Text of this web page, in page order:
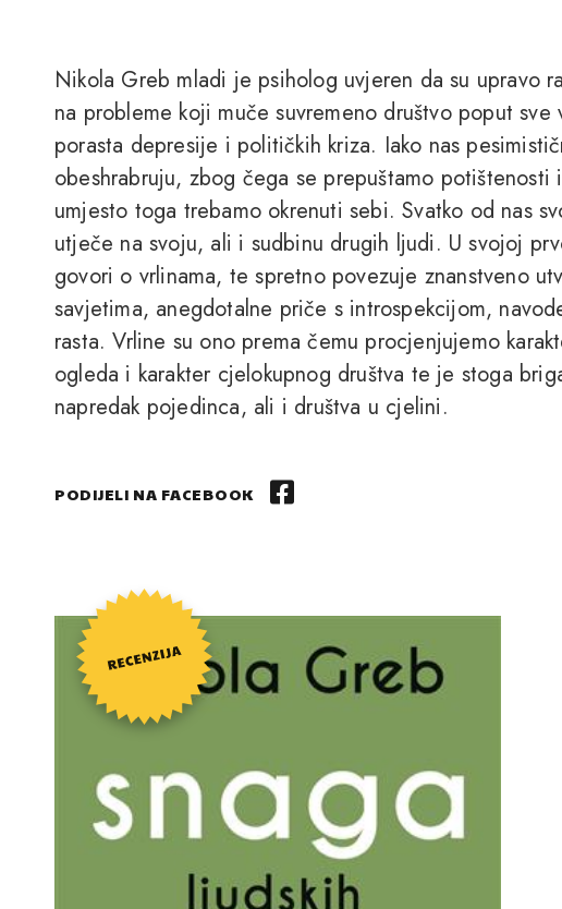
Nikola Greb mladi je psiholog uvjeren da su upravo
na probleme koji muče suvremeno društvo poput
porasta depresije i političkih kriza. Iako nas
obeshrabruju, zbog čega se prepuštamo
umjesto toga trebamo okrenuti sebi. Svatko od nas
utječe na svoju, ali i sudbinu drugih ljudi. U svojoj
govori o vrlinama, te spretno povezuje znanstveno
savjetima, anegdotalne priče s introspekcijom,
rasta. Vrline su ono prema čemu procjenjujemo
ogleda i karakter cjelokupnog društva te je stoga
napredak pojedinca, ali i društva u cjelini.
PODIJELI NA FACEBOOK